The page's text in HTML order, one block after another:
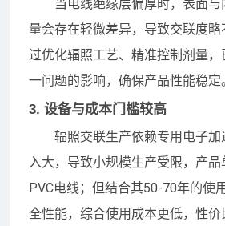
当电线绝缘层偏厚时，表面与
量会存在轻微差异，导致交联度
过优化辐照工艺、精准控制剂量
一问题的影响，确保产品性能稳定
3. 设备与成本门槛较高
辐照交联生产依赖专用电子
入大，导致小规模生产受限，产
PVC电线；但结合其50-70年的使
全性能，综合使用成本更低，性价